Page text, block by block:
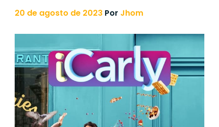
20 de agosto de 2023 Por Jhom